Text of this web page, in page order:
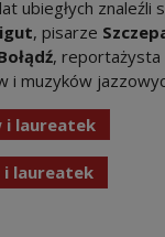
ubiegłych znaleźli
, pisarze
, reportażysta
i muzyków
i laureatekUwaga,
i laureatekUwaga,